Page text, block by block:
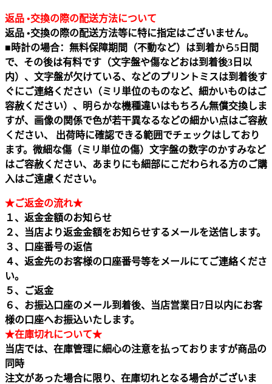
返品 •交換の際の配送方法について
返品 •交換の際の配送方法等に特に指定はございません。
■時計の場合：無料保障期間（不動など）は到着から5日間
で、その後は有料です（文字盤や傷などおは到着後3日以
内）、文字盤が欠けている、などのプリントミスは到着後す
ぐにご連絡ください（ミリ単位のものなど、細かいものはご
容赦ください）、明らかな機種違いはもちろん無償交換しま
すが、画像の関係で色が若干異なるなどの細かい点はご容赦
ください、 出荷時に確認できる範囲でチェックはしており
ます。微細な傷（ミリ単位の傷）文字盤の数字のかすみなど
はご容赦ください、あまりにも細部にこだわられる方のご購
入はご遠慮ください。
★ご返金の流れ★
１、返金金額のお知らせ
２、当店より返金金額をお知らせするメールを送信します。
３、口座番号の返信
４、返金先のお客様の口座番号等をメールにてご連絡くださ
い。
５、ご返金
６、お振込口座のメール到着後、当店営業日7日以内にお客
様の口座へお振込いたします。
★在庫切れについて★
当店では、在庫管理に細心の注意を払っておりますが商品の
同時
注文があった場合に限り、在庫切れとなる場合がございま